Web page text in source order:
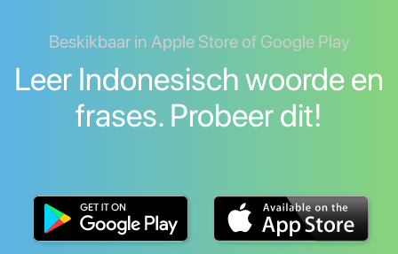
Beskikbaar in Apple Store of Google Play
Leer Indonesisch woorde en
frases. Probeer dit!